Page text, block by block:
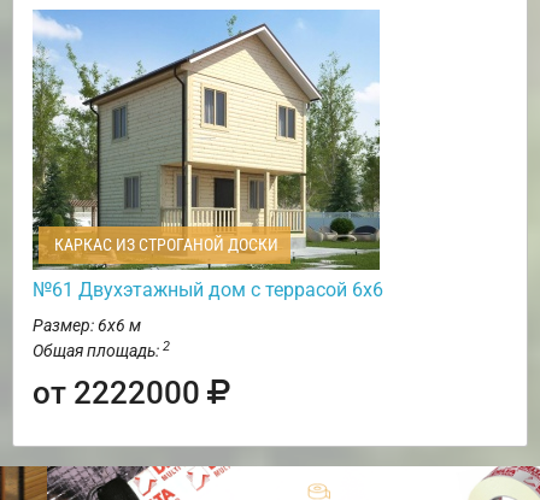
КАРКАС ИЗ СТРОГАНОЙ ДОСКИ
№61 Двухэтажный дом с террасой 6х6
Размер: 6х6 м
Общая площадь: 2
от 2222000